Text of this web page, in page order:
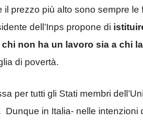
il prezzo più alto sono sempre
dell’Inps propone di
non ha un lavoro sia a chi
di povertà.
per tutti gli Stati membri
in Italia- nelle intenzioni